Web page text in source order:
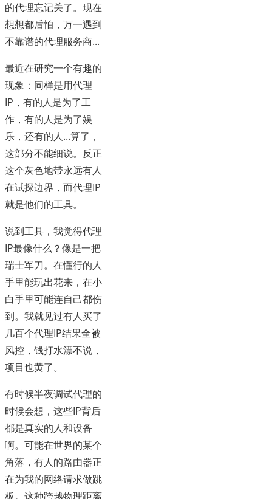
的代理忘记关了。现在
想想都后怕，万一遇到
不靠谱的代理服务商...
最近在研究一个有趣的
现象：同样是用代理
IP，有的人是为了工
作，有的人是为了娱
乐，还有的人...算了，
这部分不能细说。反正
这个灰色地带永远有人
在试探边界，而代理IP
就是他们的工具。
说到工具，我觉得代理
IP最像什么？像是一把
瑞士军刀。在懂行的人
手里能玩出花来，在小
白手里可能连自己都伤
到。我就见过有人买了
几百个代理IP结果全被
风控，钱打水漂不说，
项目也黄了。
有时候半夜调试代理的
时候会想，这些IP背后
都是真实的人和设备
啊。可能在世界的某个
角落，有人的路由器正
在为我的网络请求做跳
板。这种跨越物理距离